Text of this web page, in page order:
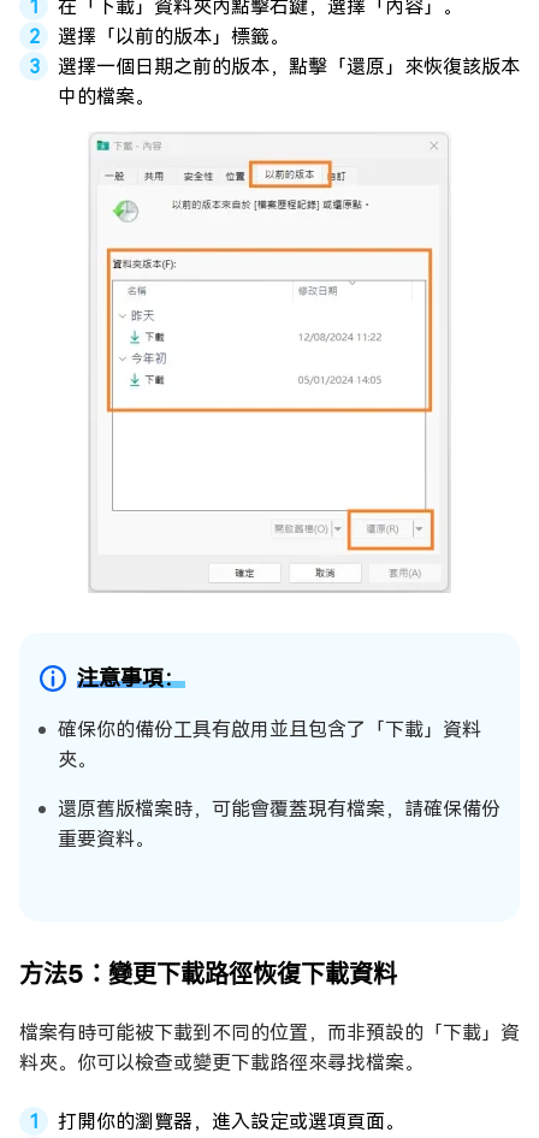
在「下載」資料夾內點擊右鍵，選擇「內容」。
選擇「以前的版本」標籤。
選擇一個日期之前的版本，點擊「還原」來恢復該版本
中的檔案。
注意事項：
確保你的備份工具有啟用並且包含了「下載」資料
夾。
還原舊版檔案時，可能會覆蓋現有檔案，請確保備份
重要資料。
方法5：變更下載路徑恢復下載資料
檔案有時可能被下載到不同的位置，而非預設的「下載」資
料夾。你可以檢查或變更下載路徑來尋找檔案。
打開你的瀏覽器，進入設定或選項頁面。